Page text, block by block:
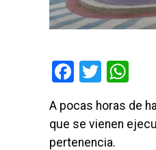
Facebook
Twitter
A pocas horas de
que se vienen
pertenencia.